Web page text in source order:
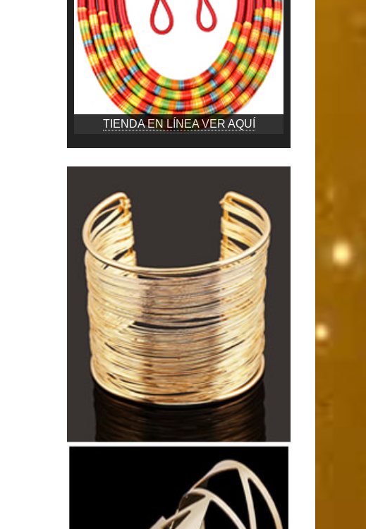
TIENDA EN LÍNEA VER AQUÍ